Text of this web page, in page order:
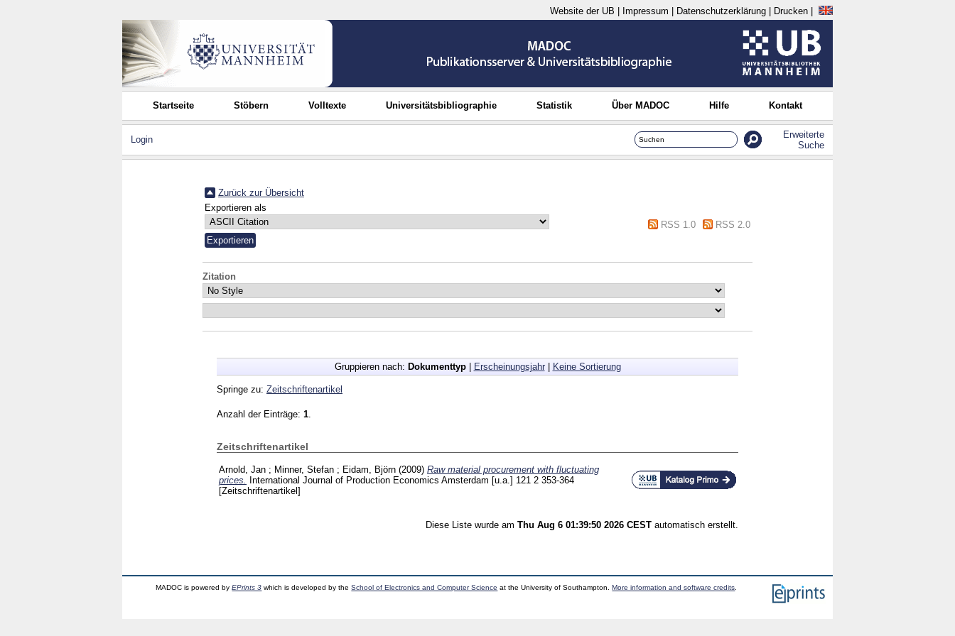
Website der UB Impressum Datenschutzerklärung Drucken
Startseite Stöbern Volltexte Universitätsbibliographie Statistik Über MADOC Hilfe Kontakt
Login
Erweiterte
Suche
Zurück zur Übersicht
Exportieren als
RSS 1.0
RSS 2.0
Zitation
Gruppieren nach: Dokumenttyp| Erscheinungsjahr| Keine Sortierung
Springe zu: Zeitschriftenartikel
Anzahl der Einträge: 1
Zeitschriftenartikel
Arnold, Jan ; Minner, Stefan ; Eidam, Björn (2009) Raw material procurement with fluctuating
prices.
International Journal of Production Economics Amsterdam [u.a.] 121 2 353-364
[Zeitschriftenartikel]
Diese Liste wurde am Thu Aug 6 01:39:50 2026 CEST automatisch erstellt.
MADOC is powered byEPrints 3 which is developed by theSchool of Electronics and Computer Science at the University of Southampton.More information and software credits